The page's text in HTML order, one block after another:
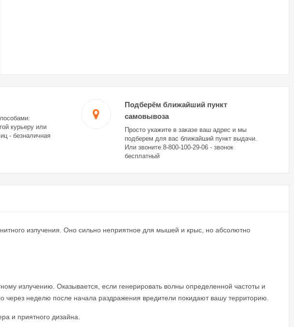
курьеру или
- безналичная
Подберём ближайший пункт
самовывоза
Просто укажите в заказе ваш адрес и мы
подберем для вас ближайший пункт выдачи.
Или звоните 8-800-100-29-06 - звонок
бесплатный
излучения. Оно сильно неприятное для мышей и крыс, но абсолютно
излучению. Оказывается, если генерировать волны определенной частоты и
неделю после начала раздражения вредители покидают вашу территорию.
и приятного дизайна.